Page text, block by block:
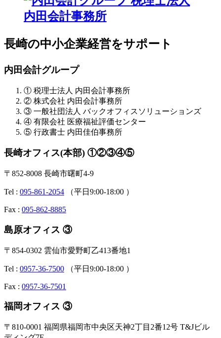
長崎の中小企業経営をサポート
内田会計グループ
① 税理士法人 内田会計事務所
② 株式会社 内田会計事務所
③ 一般社団法人 バックオフィスソリューションズ
④ 有限会社 医療福祉評価センター
⑤ 行政書士 内田佳伯事務所
長崎オフィス(本部) ①②③④⑤
〒852-8008 長崎市曙町4-9
Tel : 095-861-2054 （平日9:00-18:00 ）
Fax : 095-862-8885
島原オフィス ③
〒854-0302 雲仙市愛野町乙413番地1
Tel : 0957-36-7500 （平日9:00-18:00 ）
Fax : 0957-36-7501
福岡オフィス ③
〒810-0001 福岡県福岡市中央区天神2丁目2番12号 T&Jビル